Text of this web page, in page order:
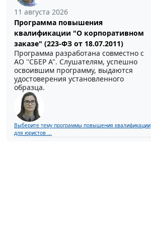
11 августа 2026
Программа повышения
квалификации "О корпоративном
заказе" (223-ФЗ от 18.07.2011)
Программа разработана совместно с
АО ''СБЕР А". Слушателям, успешно
освоившим программу, выдаются
удостоверения установленного
образца.
Выберите тему программы повышения квалификации
для юристов ...